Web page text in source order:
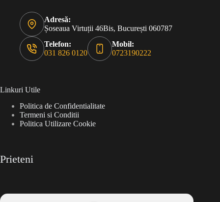
Adresă:
Șoseaua Virtuții 46Bis, București 060787
Telefon:
031 826 0120
Mobil:
0723190222
Linkuri Utile
Politica de Confidentialitate
Termeni si Conditii
Politica Utilizare Cookie
Prieteni